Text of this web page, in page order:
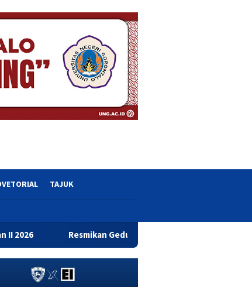
TAJUK
Resmikan Gedung Baru Bahrul Ulum, Wagub Idah Dorong